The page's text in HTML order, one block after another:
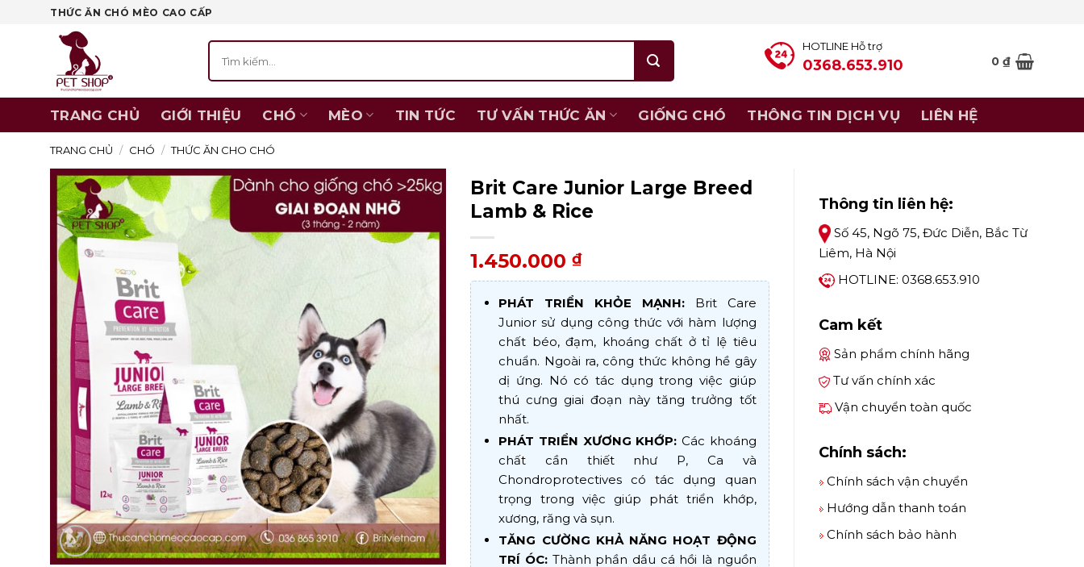
THỨC ĂN CHÓ MÈO CAO CẤP
kiếm:
HOTLINE Hỗ trợ
0368.653.910 0₫
TRANG CHỦ GIỚI THIỆU CHÓ MÈO TIN TỨC TƯ VẤN THỨC ĂN GIỐNG CHÓ THÔNG TIN DỊCH VỤ LIÊN HỆ
TRANG CHỦ / CHÓ / THỨC ĂN CHO CHÓ
Brit Care Junior Large Breed
Lamb & Rice
1.450.000 ₫
PHÁT TRIỂN KHỎE MẠNH:Brit Care
Junior sử dụng công thức với hàm lượng
chất béo, đạm, khoáng chất ở tỉ lệ tiêu
chuẩn. Ngoài ra, công thức không hề gây
dị ứng. Nó có tác dụng trong việc giúp
thú cưng giai đoạn này tăng trưởng tốt
nhất.
PHÁT TRIỂN XƯƠNG KHỚP: Các khoáng
chất cần thiết như P, Ca và
Chondroprotectives có tác dụng quan
trọng trong việc giúp phát triển khớp,
xương, răng và sụn.
TĂNG CƯỜNG KHẢ NĂNG HOẠT ĐỘNG
TRÍ ÓC:Thành phần dầu cá hồi là nguồn
Thông tin liên hệ:
Số 45, Ngõ 75, Đức Diễn, Bắc Từ
Liêm, Hà Nội
HOTLINE: 0368.653.910
Cam kết
Sản phẩm chính hãng
Tư vấn chính xác
Vận chuyển toàn quốc
Chính sách:
Chính sách vận chuyển
Hướng dẫn thanh toán
Chính sách bảo hành